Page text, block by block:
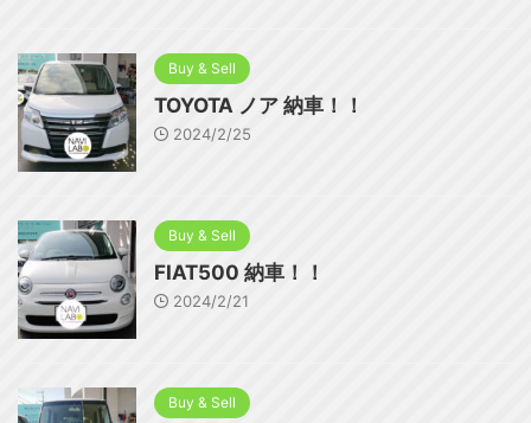
Buy & Sell
TOYOTA ノア 納車！！
2024/2/25
Buy & Sell
FIAT500 納車！！
2024/2/21
Buy & Sell